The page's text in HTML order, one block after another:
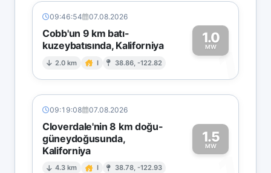
09:46:54 07.08.2026
Cobb'un 9 km batı-
kuzeybatısında, Kaliforniya
2.0 km I 38.86, -122.82
1.0
MW1
09:19:08 07.08.2026
Cloverdale'nin 8 km doğu-
güneydoğusunda,
Kaliforniya
4.3 km I 38.78, -122.93
1.5
MW